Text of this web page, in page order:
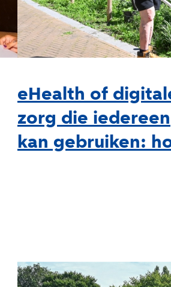
eHealth of
zorg die iedereen
kan gebruiken: